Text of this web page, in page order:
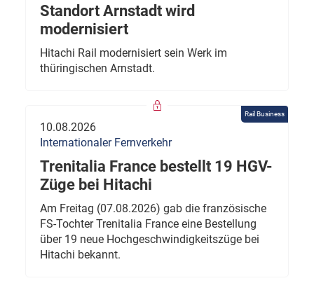
Standort Arnstadt wird
modernisiert
Hitachi Rail modernisiert sein Werk im
thüringischen Arnstadt.
Rail Business
10.08.2026
Internationaler Fernverkehr
Trenitalia France bestellt 19 HGV-
Züge bei Hitachi
Am Freitag (07.08.2026) gab die französische
FS-Tochter Trenitalia France eine Bestellung
über 19 neue Hochgeschwindigkeitszüge bei
Hitachi bekannt.